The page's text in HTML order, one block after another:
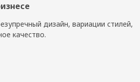
дизайн, вариации стилей,
качество.